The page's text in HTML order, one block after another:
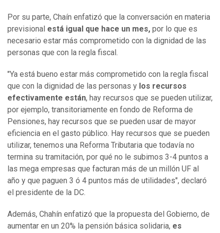
Por su parte, Chaín enfatizó que la conversación en materia
previsional está igual que hace un mes, por lo que es
necesario estar más comprometido con la dignidad de las
personas que con la regla fiscal.
"Ya está bueno estar más comprometido con la regla fiscal
que con la dignidad de las personas y los recursos
efectivamente están, hay recursos que se pueden utilizar,
por ejemplo, transitoriamente en fondo de Reforma de
Pensiones, hay recursos que se pueden usar de mayor
eficiencia en el gasto público. Hay recursos que se pueden
utilizar, tenemos una Reforma Tributaria que todavía no
termina su tramitación, por qué no le subimos 3-4 puntos a
las mega empresas que facturan más de un millón UF al
año y que paguen 3 ó 4 puntos más de utilidades", declaró
el presidente de la DC.
Además, Chahín enfatizó que la propuesta del Gobierno, de
aumentar en un 20% la pensión básica solidaria, es